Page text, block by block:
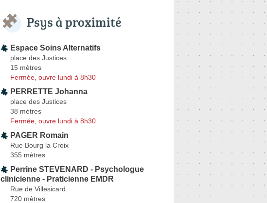
Psys à proximité
Espace Soins Alternatifs
place des Justices
15 mètres
Fermée, ouvre lundi à 8h30
PERRETTE Johanna
place des Justices
38 mètres
Fermée, ouvre lundi à 8h30
PAGER Romain
Rue Bourg la Croix
355 mètres
Perrine STEVENARD - Psychologue
clinicienne - Praticienne EMDR
Rue de Villesicard
720 mètres